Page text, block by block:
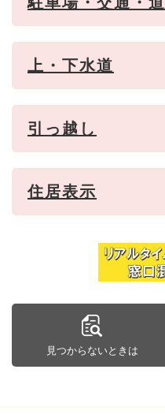
上・下水道
引っ越し
住居表示
見つからないときは